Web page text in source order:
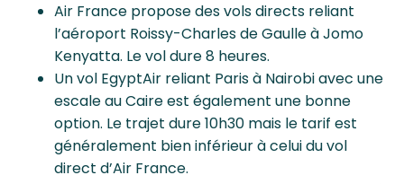
Air France propose des vols directs reliant
l’aéroport Roissy-Charles de Gaulle à Jomo
Kenyatta. Le vol dure 8 heures.
Un vol EgyptAir reliant Paris à Nairobi avec une
escale au Caire est également une bonne
option. Le trajet dure 10h30 mais le tarif est
généralement bien inférieur à celui du vol
direct d’Air France.